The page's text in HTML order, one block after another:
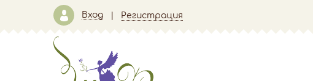
Вход Регистрация